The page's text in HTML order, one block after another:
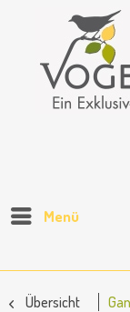
Menü
Übersicht